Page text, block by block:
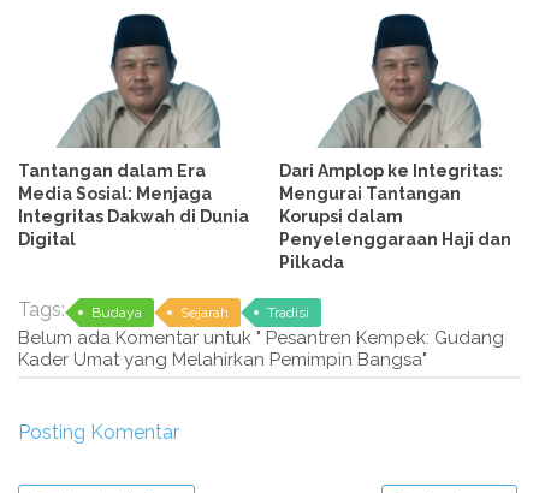
Tantangan dalam Era
Media Sosial: Menjaga
Integritas Dakwah di Dunia
Digital
Dari Amplop ke Integritas:
Mengurai Tantangan
Korupsi dalam
Penyelenggaraan Haji dan
Pilkada
Tags: Budaya Sejarah Tradisi
Belum ada Komentar untuk " Pesantren Kempek: Gudang
Kader Umat yang Melahirkan Pemimpin Bangsa"
Posting Komentar